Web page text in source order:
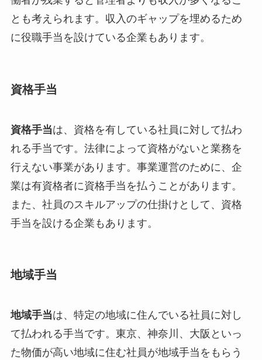
とも考えられます。収入のギャップを埋めるため
に役職手当を設けている企業もあります。
資格手当
資格手当は、資格を有している社員に対して払わ
れる手当です。法律によって資格がないと業務を
行えない事業があります。事業運営のために、企
業は有資格者に資格手当を払うことがあります。
また、社員のスキルアップの仕掛けとして、資格
手当を設ける企業もあります。
地域手当
地域手当は、特定の地域に住んでいる社員に対し
て払われる手当です。東京、神奈川、大阪といっ
た物価が高い地域に住む社員が地域手当をもらう